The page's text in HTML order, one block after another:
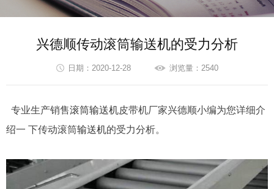
兴德顺传动滚筒输送机的受力分析
日期：2020-12-28 浏览量：2540
专业生产销售滚筒输送机皮带机厂家兴德顺小编为您详细介
绍一 下传动滚筒输送机的受力分析。